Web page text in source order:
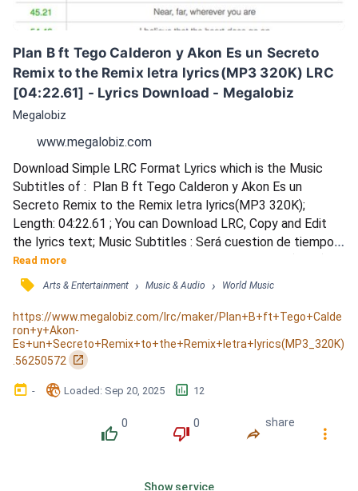
Plan B ft Tego Calderon y Akon Es un Secreto
Remix to the Remix letra lyrics(MP3 320K) LRC
[04:22.61] - Lyrics Download - Megalobiz
Megalobiz
www.megalobiz.com
Download Simple LRC Format Lyrics which is the Music
Subtitles of :  Plan B ft Tego Calderon y Akon Es un
Secreto Remix to the Remix letra lyrics(MP3 320K);
Length: 04:22.61 ; You can Download LRC, Copy and Edit
the lyrics text; Music Subtitles : Será cuestion de tiempo...
/ ¿Que fue?, es un secreto, si pregunta no le diga (Akon) /
Mira, honestamente sin tenerte, te tenia (Ok) / Hablando
claro, el Plan B está al día (Yo sé) / Sé que me ama pero ni
se lo imagina / Los que a mi me cuidan no dicen...
Read more
󰓹 Arts & Entertainment › Music & Audio › World Music
https://www.megalobiz.com/lrc/maker/Plan+B+ft+Tego+Calde
ron+y+Akon-
Es+un+Secreto+Remix+to+the+Remix+letra+lyrics(MP3_320K)
.56250572
󰏌
󰃶 - 󱉊 Loaded: Sep 20, 2025 󱕎 12
󰔔
0
󰔒
0
󰤲
share
󰇙
Show service